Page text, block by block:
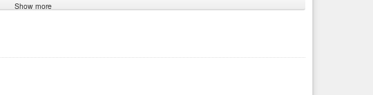
Show more